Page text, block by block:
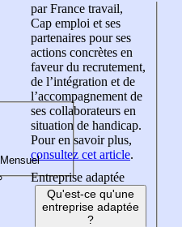
par France travail,
Cap emploi et ses
partenaires pour ses
actions concrètes en
faveur du recrutement,
de l’intégration et de
l’accompagnement de
ses collaborateurs en
situation de handicap.
Pour en savoir plus,
consultez cet article.
Entreprise adaptée
Qu'est-ce qu'une
entreprise adaptée
?